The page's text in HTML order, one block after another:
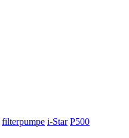
filterpumpe i-Star P500